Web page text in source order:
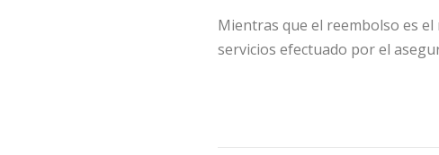
Mientras que el reembolso es
servicios efectuado por el